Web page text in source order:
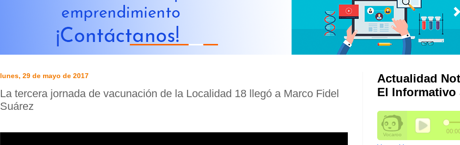
lunes, 29 de mayo de 2017
La tercera jornada de vacunación de la Localidad 18 llegó a Marco Fidel
Suárez
Actualidad
El Informativo